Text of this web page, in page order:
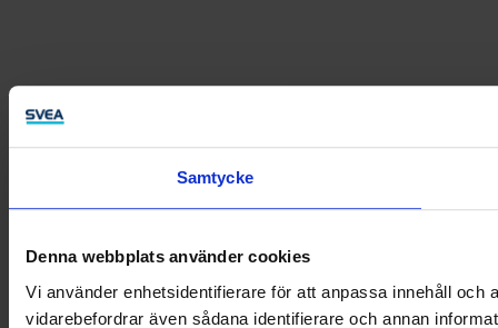
Samtycke
Denna webbplats använder cookies
Vi använder enhetsidentifierare för att anpassa innehåll
vidarebefordrar även sådana identifierare och annan